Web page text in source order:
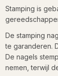
Stamping is
De stamping
te garanderen.
De nagels
nemen, terwijl